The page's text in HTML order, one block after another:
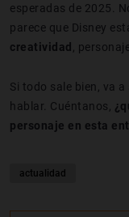
esperadas de 2025.
parece que Disney
creatividad
,
Si todo sale bien, va
hablar. Cuéntanos,
personaje en esta
actualidad